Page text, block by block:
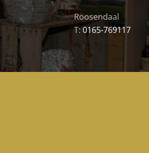
Roosendaal
T:0165-769117